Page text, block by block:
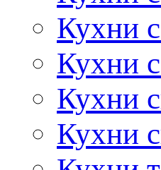
Кухни
Кухни
Кухни
Кухни